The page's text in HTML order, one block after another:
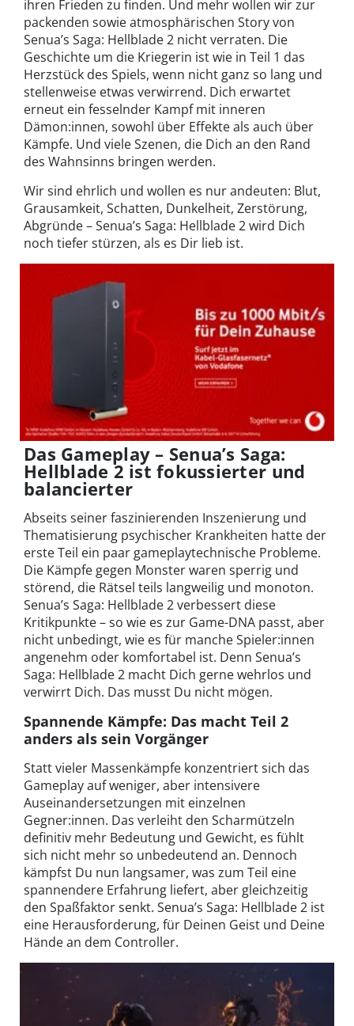
ihren Frieden zu finden. Und mehr wollen wir zur
packenden sowie atmosphärischen Story von
Senua’s Saga: Hellblade 2 nicht verraten. Die
Geschichte um die Kriegerin ist wie in Teil 1 das
Herzstück des Spiels, wenn nicht ganz so lang und
stellenweise etwas verwirrend. Dich erwartet
erneut ein fesselnder Kampf mit inneren
Dämon:innen, sowohl über Effekte als auch über
Kämpfe. Und viele Szenen, die Dich an den Rand
des Wahnsinns bringen werden.
Wir sind ehrlich und wollen es nur andeuten: Blut,
Grausamkeit, Schatten, Dunkelheit, Zerstörung,
Abgründe – Senua’s Saga: Hellblade 2 wird Dich
noch tiefer stürzen, als es Dir lieb ist.
Das Gameplay – Senua’s Saga:
Hellblade 2 ist fokussierter und
balancierter
Abseits seiner faszinierenden Inszenierung und
Thematisierung psychischer Krankheiten hatte der
erste Teil ein paar gameplaytechnische Probleme.
Die Kämpfe gegen Monster waren sperrig und
störend, die Rätsel teils langweilig und monoton.
Senua’s Saga: Hellblade 2 verbessert diese
Kritikpunkte – so wie es zur Game-DNA passt, aber
nicht unbedingt, wie es für manche Spieler:innen
angenehm oder komfortabel ist. Denn Senua’s
Saga: Hellblade 2 macht Dich gerne wehrlos und
verwirrt Dich. Das musst Du nicht mögen.
Spannende Kämpfe: Das macht Teil 2
anders als sein Vorgänger
Statt vieler Massenkämpfe konzentriert sich das
Gameplay auf weniger, aber intensivere
Auseinandersetzungen mit einzelnen
Gegner:innen. Das verleiht den Scharmützeln
definitiv mehr Bedeutung und Gewicht, es fühlt
sich nicht mehr so unbedeutend an. Dennoch
kämpfst Du nun langsamer, was zum Teil eine
spannendere Erfahrung liefert, aber gleichzeitig
den Spaßfaktor senkt. Senua’s Saga: Hellblade 2 ist
eine Herausforderung, für Deinen Geist und Deine
Hände an dem Controller.